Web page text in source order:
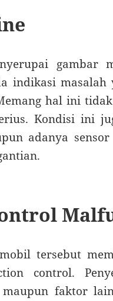
indikasi
hal ini
Kondisi ini
adanya
tersebut
control.
maupun faktor